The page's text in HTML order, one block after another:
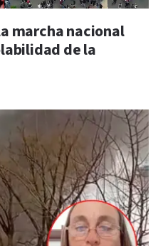
marcha nacional
de la